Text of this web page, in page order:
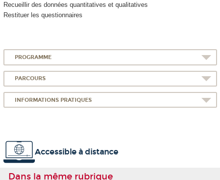
Recueillir des données quantitatives et qualitatives
Restituer les questionnaires
PROGRAMME
PARCOURS
INFORMATIONS PRATIQUES
Accessible à distance
Dans la même rubrique